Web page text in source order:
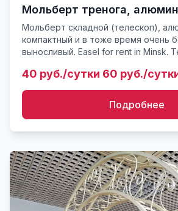
Мольберт тренога,
Мольберт складной (телескоп),
компактный и в тоже время очень
выносливый. Easel for rent in Minsk. Telescopic, metal
40 руб./сутки 60 руб./
Подробнее